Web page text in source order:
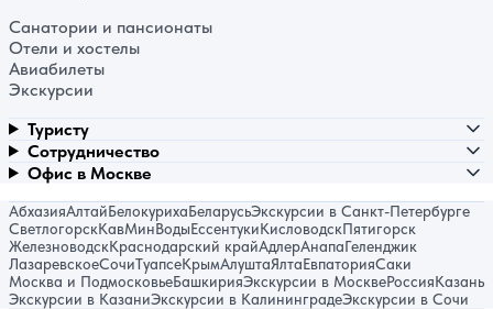
Санатории и пансионаты
Отели и хостелы
Авиабилеты
Экскурсии
Туристу
Сотрудничество
Офис в Москве
АбхазияАлтайБелокурихаБеларусьЭкскурсии в Санкт-Петербурге
СветлогорскКавМинВодыЕссентукиКисловодскПятигорск
ЖелезноводскКраснодарский крайАдлерАнапаГеленджик
ЛазаревскоеСочиТуапсеКрымАлуштаЯлтаЕвпаторияСаки
Москва и ПодмосковьеБашкирияЭкскурсии в МосквеРоссияКазань
Экскурсии в КазаниЭкскурсии в КалининградеЭкскурсии в Сочи